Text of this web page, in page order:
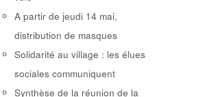
A partir de jeudi 14 mai,
distribution de masques
Solidarité au village : les élues
sociales communiquent
Synthèse de la réunion de la